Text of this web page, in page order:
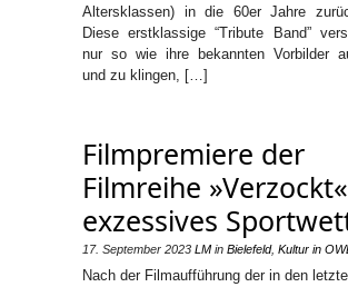
Altersklassen) in die 60er Jahre
Diese erstklassige “Tribute Band”
nur so wie ihre bekannten Vorbilder
und zu klingen, […]
Filmpremiere der
Filmreihe
exzessives
17. September 2023 LM in Bielefeld, Kultur in OWL
Nach der Filmaufführung der in den